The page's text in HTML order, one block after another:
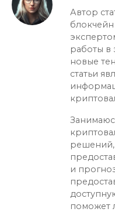
Автор
блокчейн
работы в
новые
статьи
решений,
и
поможет